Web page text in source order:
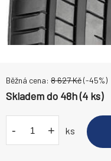
Běžná cena: 8 627Kč(-45%)
Skladem do 48h (4 ks)
- + ks